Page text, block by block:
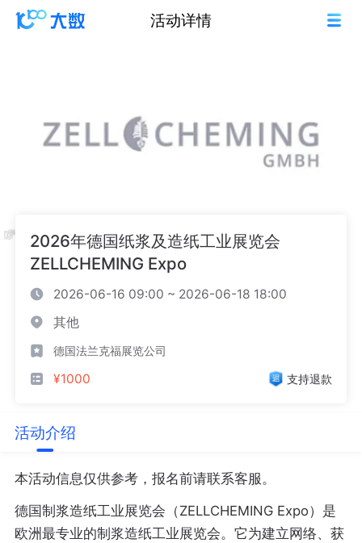
活动详情
2026年德国纸浆及造纸工业展览会
ZELLCHEMING Expo
2026-06-16 09:00 ~ 2026-06-18 18:00
其他
德国法兰克福展览公司
¥1000 支持退款
活动介绍
本活动信息仅供参考，报名前请联系客服。
德国制浆造纸工业展览会（ZELLCHEMING Expo）是
欧洲最专业的制浆造纸工业展览会。它为建立网络、获